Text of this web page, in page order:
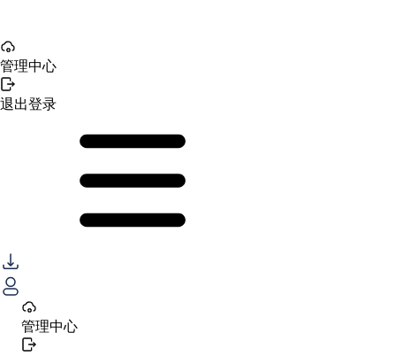
管理中心
退出登录
管理中心